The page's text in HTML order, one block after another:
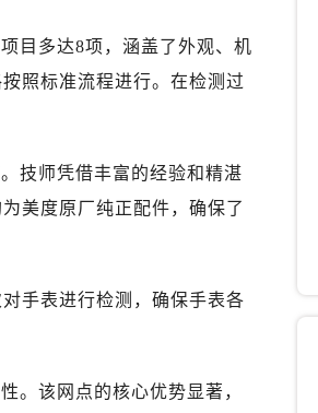
）
约）
场）10层13室（需提前预约）
需提前预约）
需提前预约）
提前预约）
目多达8项，涵盖了外观、机
照标准流程进行。在检测过
技师凭借丰富的经验和精湛
美度原厂纯正配件，确保了
手表进行检测，确保手表各
。该网点的核心优势显著，